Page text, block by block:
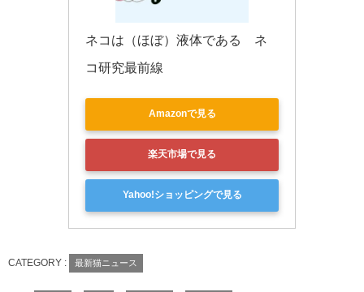
ネコは（ほぼ）液体である　ネ
コ研究最前線
Amazonで見る
楽天市場で見る
Yahoo!ショッピングで見る
CATEGORY : 最新猫ニュース